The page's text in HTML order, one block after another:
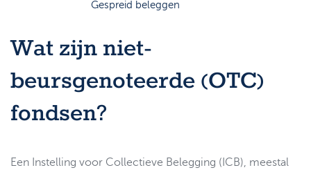
Documentcenter
Gespreid beleggen
Wat zijn niet-
beursgenoteerde (OTC)
fondsen?
Een Instelling voor Collectieve Belegging (ICB), meestal